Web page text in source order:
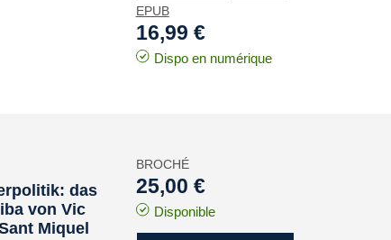
EPUB
16,99 €
Dispo en numérique
das
von Vic
Miquel
BROCHÉ
25,00 €
Disponible